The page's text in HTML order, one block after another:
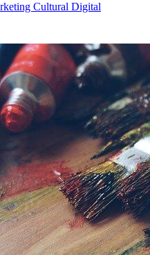
Cultural Digital